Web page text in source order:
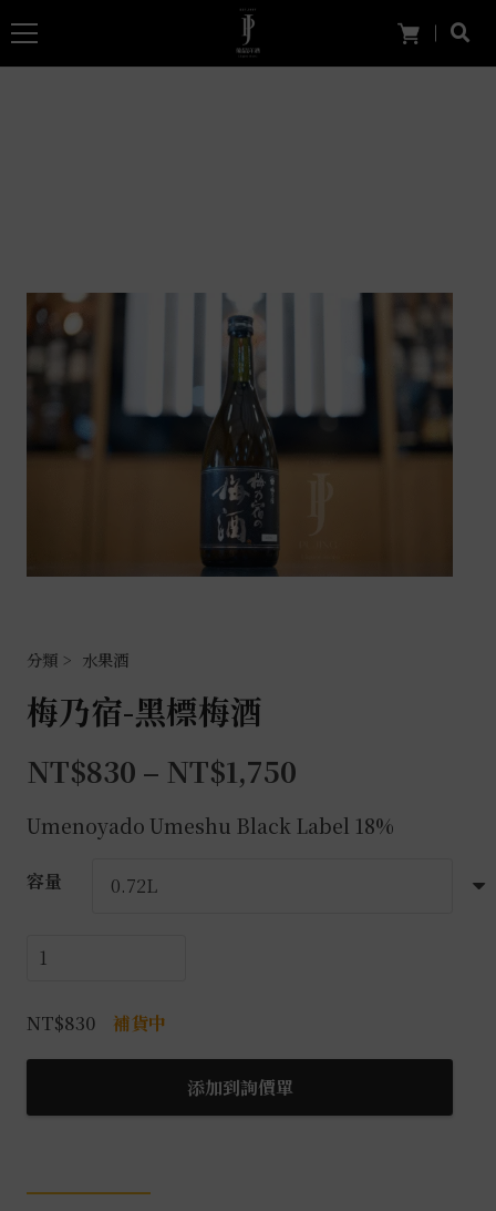
水果酒
梅乃宿-黑標梅酒
NT$830 – NT$1,750
Umenoyado Umeshu Black Label 18%
容量
NT$830 補貨中
梅
黑
標
酒
添加到詢價單